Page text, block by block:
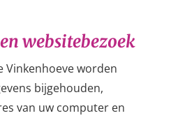
websitebezoek
Vinkenhoeve worden
bijgehouden,
van uw computer en